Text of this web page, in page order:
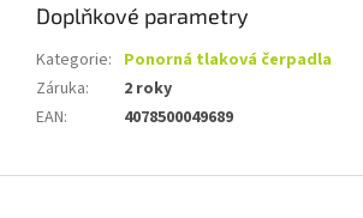
Doplňkové parametry
Kategorie: Ponorná tlaková čerpadla
Záruka:
2 roky
EAN: 4078500049689